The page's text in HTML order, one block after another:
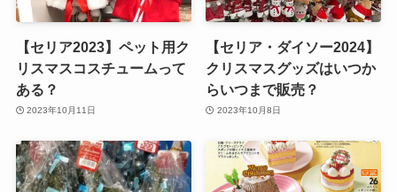
【セリア2023】ペット用ク
リスマスコスチュームって
ある？
2023年10月11日
【セリア・ダイソー2024】
クリスマスグッズはいつか
らいつまで販売？
2023年10月8日